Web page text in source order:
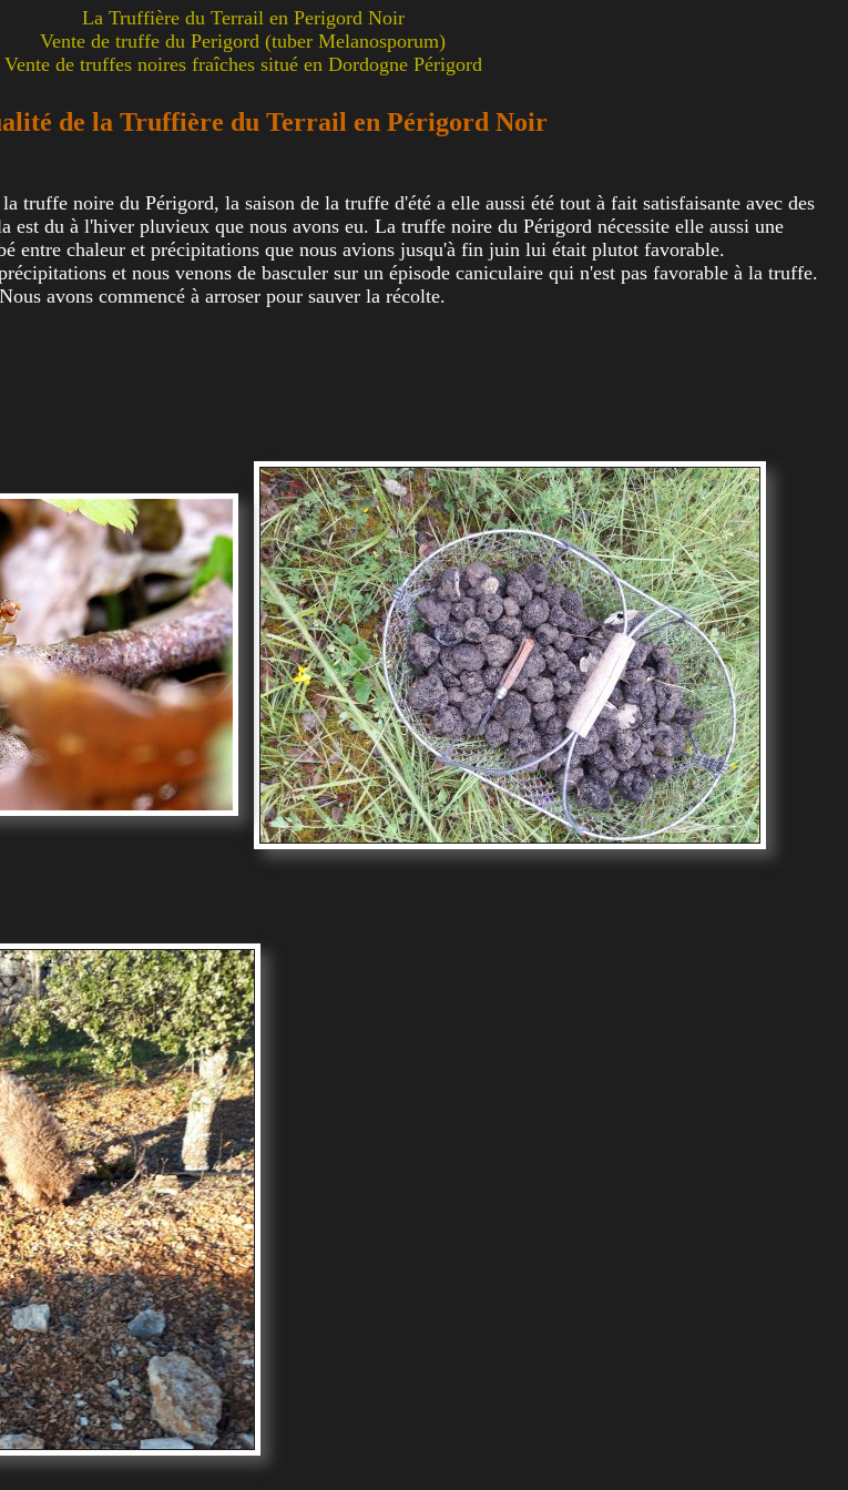
La Truffière du Terrail en Perigord Noir
Vente de truffe du Perigord (tuber Melanosporum)
Vente de truffes noires fraîches situé en Dordogne Périgord
de la Truffière du Terrail en Périgord Noir
truffe noire du Périgord, la saison de la truffe d'été a elle aussi été tout à fait satisfaisante avec des
est du à l'hiver pluvieux que nous avons eu. La truffe noire du Périgord nécessite elle aussi une
entre chaleur et précipitations que nous avions jusqu'à fin juin lui était plutot favorable.
et nous venons de basculer sur un épisode caniculaire qui n'est pas favorable à la truffe.
avons commencé à arroser pour sauver la récolte.